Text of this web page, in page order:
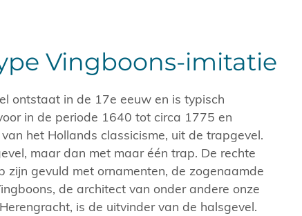
Vingboons-imitatie
ontstaat in de 17e eeuw en is typisch
in de periode 1640 tot circa 1775 en
het Hollands classicisme, uit de trapgevel.
maar dan met maar één trap. De rechte
zijn gevuld met ornamenten, de zogenaamde
de architect van onder andere onze
is de uitvinder van de halsgevel.